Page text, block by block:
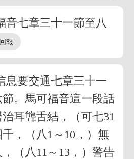
音七章三十一節至八
息要交通七章三十一
。馬可福音這一段話
耳聾舌結，（可七31
，（八1～10，）無
（八11～13，）警告